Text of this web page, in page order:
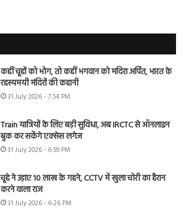
कहीं चूहों को भोग, तो कहीं भगवान को मदिरा अर्पित, भारत के
रहस्यमयी मंदिरों की कहानी
31 July 2026 - 7:54 PM
Train यात्रियों के लिए बड़ी सुविधा, अब IRCTC से ऑनलाइन
बुक कर सकेंगे एक्सेस लगेज
31 July 2026 - 6:59 PM
चूहे ने उड़ाए 10 लाख के गहने, CCTV में खुला चोरी का हैरान
करने वाला राज
31 July 2026 - 6:26 PM